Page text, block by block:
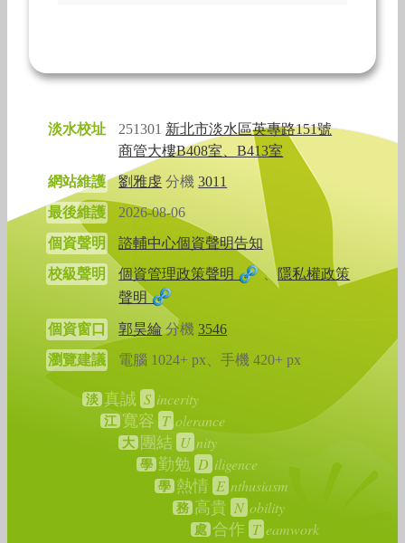
淡水校址 251301 新北市淡水區英專路151號
商管大樓B408室、B413室
網站維護
劉雅虔 分機3011
最後維護
2026-08-06
個資聲明
諮輔中心個資聲明告知
校級聲明
個資管理政策聲明 、隱私權政策
聲明
個資窗口 郭昊綸 分機3546
瀏覽建議
電腦 1024+ px、手機 420+ px
淡 真誠 S incerity
江 寬容 T olerance
大 團結 U nity
學 勤勉 D iligence
學 熱情 E nthusiasm
務 高貴 N obility
處 合作 T eamwork